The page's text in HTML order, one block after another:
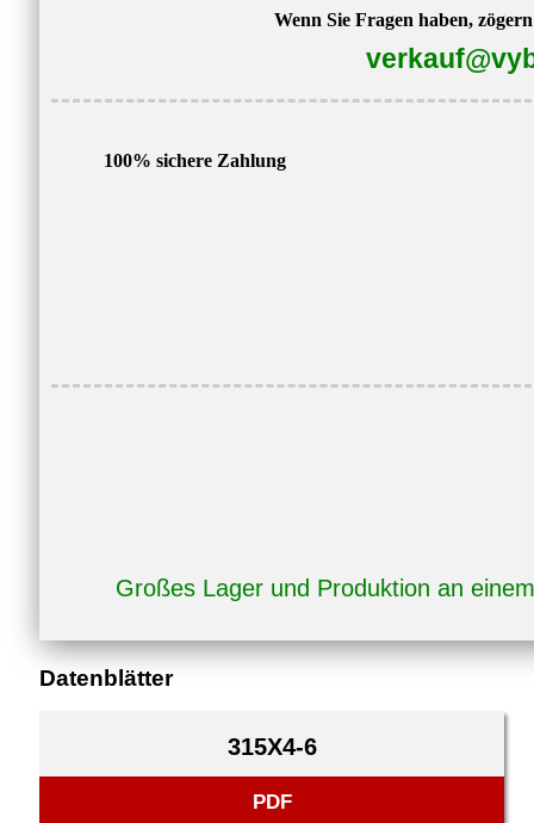
Wenn Sie Fragen haben,
100% sichere Zahlung
Großes Lager und Produktion an
Datenblätter
315X4-6
PDF